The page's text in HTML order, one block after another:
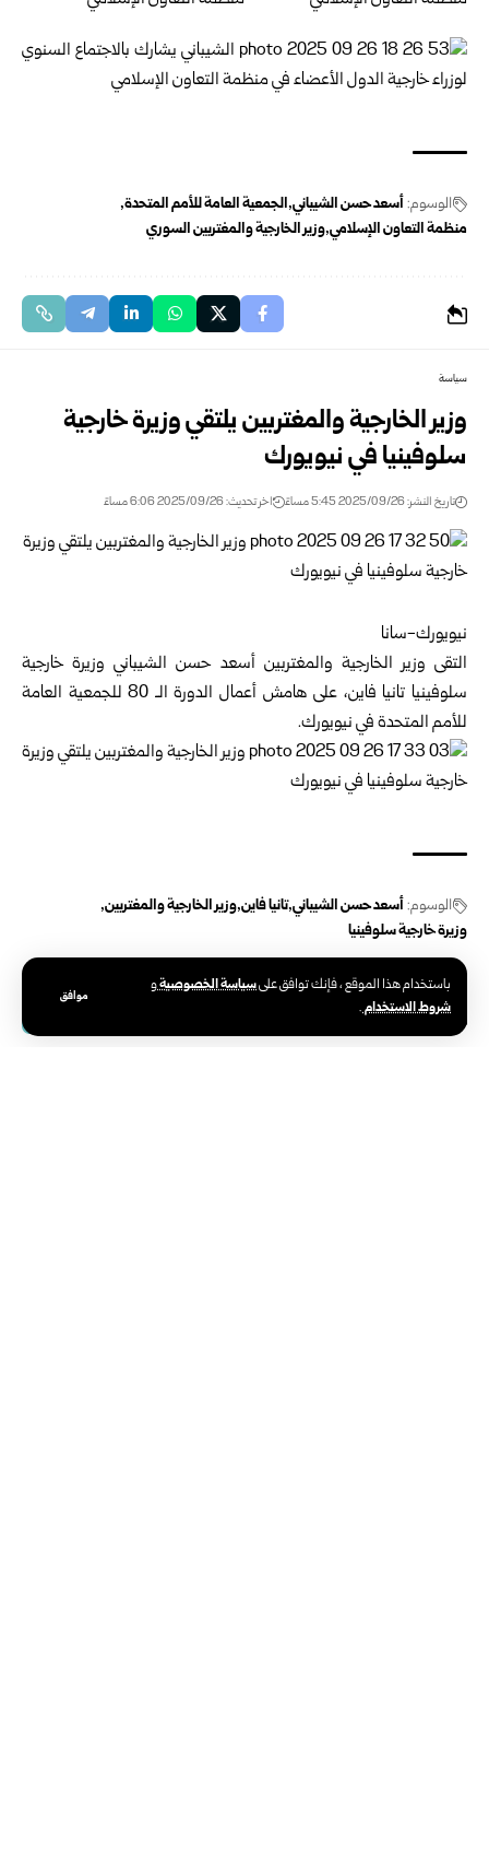
باستخدام هذا الموقع ، فإنك توافق علىسياسة الخصوصيةو
شروط الاستخدام.
موافق
الوسوم: أسعد حسن الشيباني الجمعية العامة للأمم المتحدة
منظمة التعاون الإسلامي وزير الخارجية والمغتربين السوري
سياسة
وزير الخارجية والمغتربين يلتقي وزيرة خارجية
سلوفينيا في نيويورك
تاريخ النشر: 2025/09/26 5:45 مساءً اخر تحديث: 2025/09/26 6:06 مساءً
نيويورك-سانا
التقى وزير الخارجية والمغتربين أسعد حسن الشيباني وزيرة خارجية
سلوفينيا تانيا فاين، على هامش أعمال الدورة الـ 80 للجمعية العامة
للأمم المتحدة في نيويورك.
الوسوم: أسعد حسن الشيباني تانيا فاين وزير الخارجية والمغتربين
وزيرة خارجية سلوفينيا